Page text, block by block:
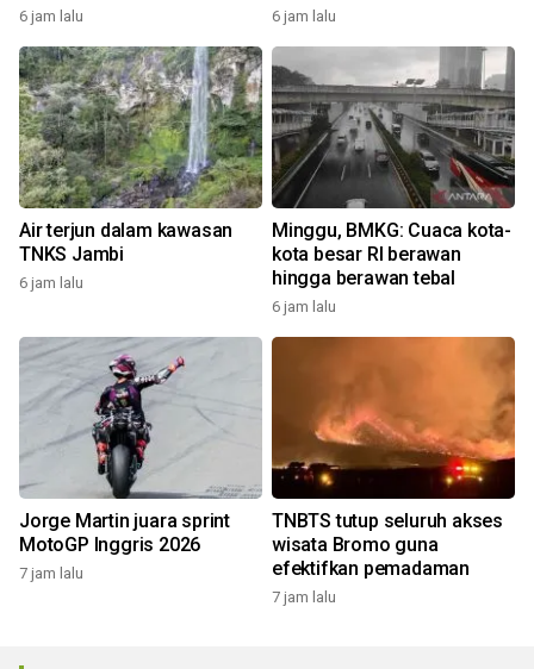
6 jam lalu 6 jam lalu
Air terjun dalam kawasan
TNKS Jambi
6 jam lalu
Minggu, BMKG: Cuaca kota-
kota besar RI berawan
hingga berawan tebal
6 jam lalu
Jorge Martin juara sprint
MotoGP Inggris 2026
7 jam lalu
TNBTS tutup seluruh akses
wisata Bromo guna
efektifkan pemadaman
7 jam lalu